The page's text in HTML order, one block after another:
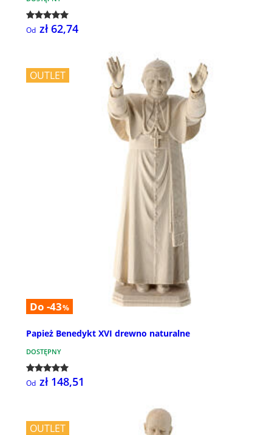
Od zł 62,74
OUTLET
Do -43%
Papież Benedykt XVI drewno naturalne
DOSTĘPNY
Od zł 148,51
OUTLET